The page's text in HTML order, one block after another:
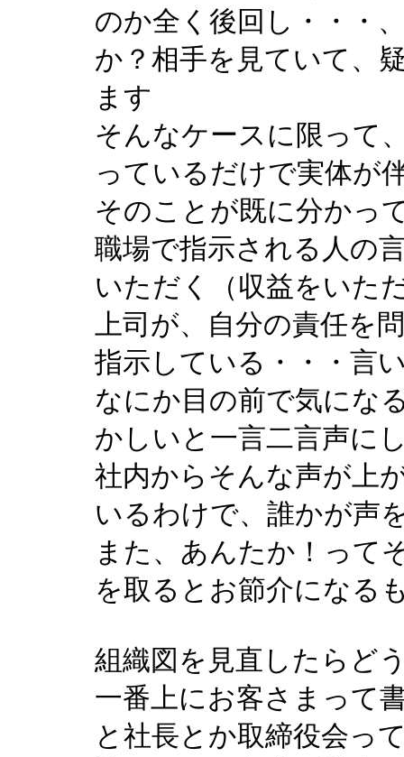
のか全く後回し・・・
か？相手を見ていて、
ます
そんなケースに限って
っているだけで実体が
そのことが既に分かっ
職場で指示される人の
いただく（収益をいた
上司が、自分の責任を
指示している・・・言
なにか目の前で気にな
かしいと一言二言声に
社内からそんな声が上
いるわけで、誰かが声
また、あんたか！って
を取るとお節介になる
組織図を見直したらど
一番上にお客さまって
と社長とか取締役会っ